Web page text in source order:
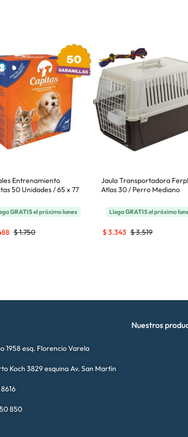
Entrenamiento
50 Unidades / 65 x 77
GRATISel próximolunes
$1.750
Jaula Transportadora
Atlas 30 / Perro Mediano
LlegaGRATISel próximo
$3.519
$3.343
1958 esq. Florencio Varela
Koch 3829 esquina Av. San Martín
850
Nuestros